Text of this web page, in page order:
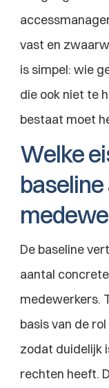
vast en
is simpel: wie
die ook niet te
bestaat moet
Welke
De baseline
aantal
medewerkers.
basis van de
zodat duidelijk
rechten heeft.